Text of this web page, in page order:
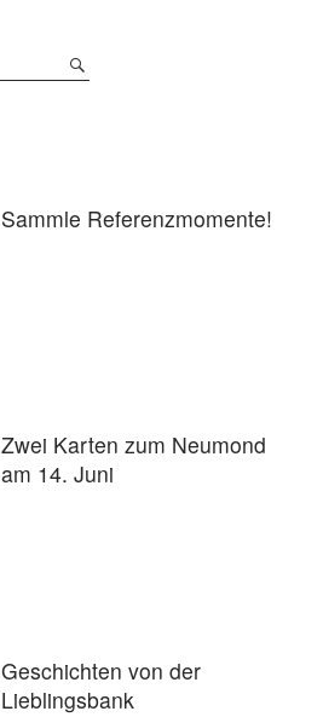
Sammle Referenzmomente!
Zwei Karten zum Neumond
am 14. Juni
Geschichten von der
Lieblingsbank